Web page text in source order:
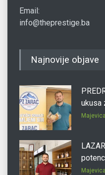
Email:
info@theprestige.ba
Najnovije objave
ukusa